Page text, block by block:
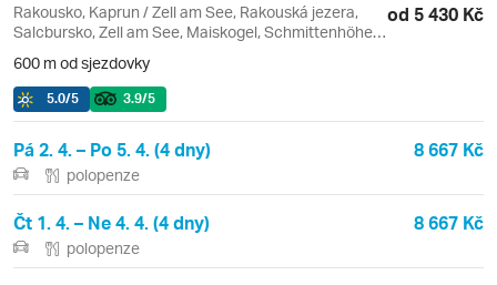
Rakousko, Kaprun / Zell am See, Rakouská jezera,
Salcbursko, Zell am See, Maiskogel, Schmittenhöhe,
od 5 430 Kč
600 m od sjezdovky
5.0/5 3.9/5
Pá 2. 4. – Po 5. 4. (4 dny) 8 667 Kč
polopenze
Čt 1. 4. – Ne 4. 4. (4 dny) 8 667 Kč
polopenze